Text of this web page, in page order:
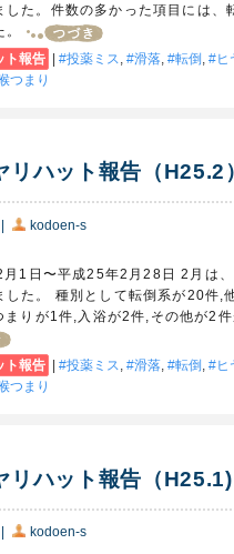
した。件数の多かった項目には、
。
ト報告 | 投薬ミス 滑落 転倒 ヒ
つまり
リハット報告（H25.2
kodoen-s
1日〜平成25年2月28日 2月は
した。 種別として転倒系が20件,
まりが1件,入浴が2件,その他が2件
ト報告 投薬ミス, 滑落, 転倒 , ヒ
つまり
リハット報告（H25.1)
kodoen-s